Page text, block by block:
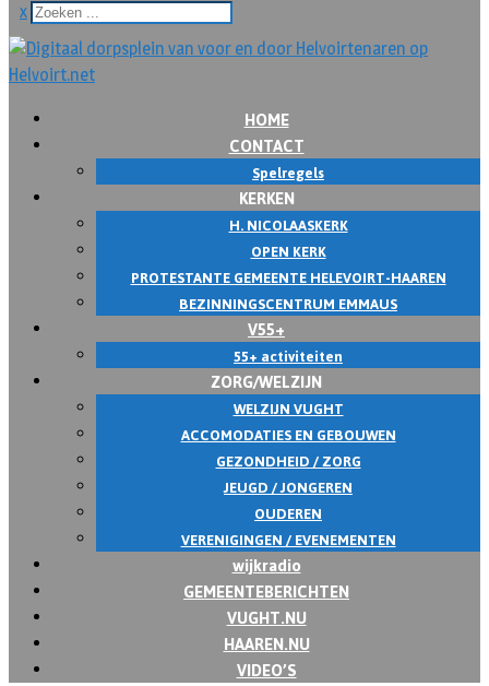
x
HOME
CONTACT
Spelregels
KERKEN
H. NICOLAASKERK
OPEN KERK
PROTESTANTE GEMEENTE HELEVOIRT-HAAREN
BEZINNINGSCENTRUM EMMAUS
V55+
55+ activiteiten
ZORG/WELZIJN
WELZIJN VUGHT
ACCOMODATIES EN GEBOUWEN
GEZONDHEID / ZORG
JEUGD / JONGEREN
OUDEREN
VERENIGINGEN / EVENEMENTEN
wijkradio
GEMEENTEBERICHTEN
VUGHT.NU
HAAREN.NU
VIDEO’S